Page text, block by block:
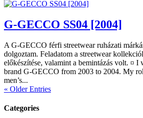
G-GECCO SS04 [2004]
A G-GECCO férfi streetwear ruházati
dolgoztam. Feladatom a streetwear
előkészítése, valamint a bemintázás volt. ¤
brand G-GECCO from 2003 to 2004. My
men’s...
« Older Entries
Categories